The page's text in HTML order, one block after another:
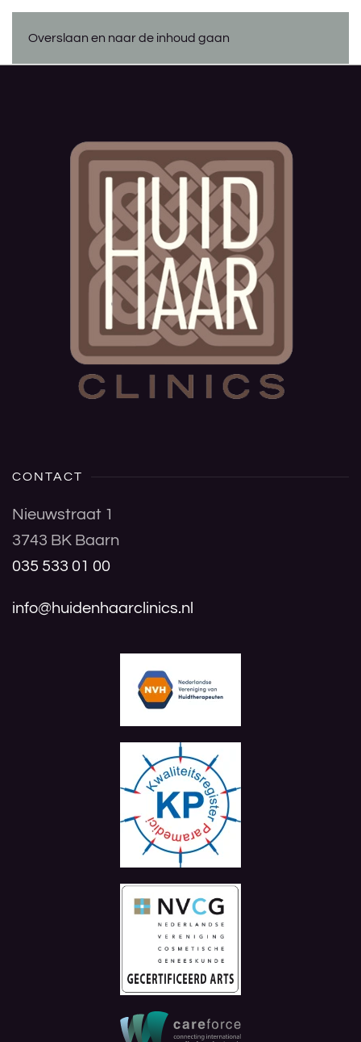
Overslaan en naar de inhoud gaan
CONTACT
Nieuwstraat 1
3743 BK Baarn
035 533 01 00
info@huidenhaarclinics.nl